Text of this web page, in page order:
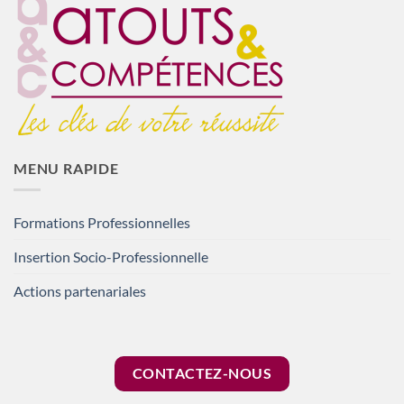
MENU RAPIDE
Formations Professionnelles
Insertion Socio-Professionnelle
Actions partenariales
CONTACTEZ-NOUS